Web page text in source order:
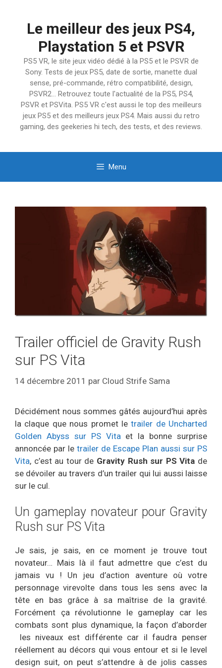
Le meilleur des jeux PS4,
Playstation 5 et PSVR
PS5 VR, le site jeux vidéo dédié à la PS5 et le PSVR de
Sony. Tests de jeux PS5, date de sortie, manette dual
sense, pré-commande, rétro compatibilité, design,
PSVR2… Retrouvez toute l'actualité de la PS5, PS4,
PSVR et PSVita. PS5 VR c'est aussi le top des meilleurs
jeux PS5 et des meilleurs jeux PS4. Mais aussi du retro
gaming, des geekeries hi tech, des tests, et des reviews.
Menu
Trailer officiel de Gravity Rush
sur PS Vita
14 décembre 2011 par Cloud Strife Sama
Décidément nous sommes gâtés aujourd’hui après
la claque que nous promet letrailer de Uncharted
Golden Abyss sur PS Vita et la bonne surprise
annoncée par le trailer de Escape Plan aussi sur PS
Vita, c’est au tour de Gravity Rush sur PS Vita de
se dévoiler au travers d’un trailer qui lui aussi laisse
sur le cul.
Un gameplay novateur pour Gravity
Rush sur PS Vita
Je sais, je sais, en ce moment je trouve tout
novateur… Mais là il faut admettre que c’est du
jamais vu ! Un jeu d’action aventure où votre
personnage virevolte dans tous les sens avec la
tête en bas grâce à sa maîtrise de la gravité.
Forcément ça révolutionne le gameplay car les
combats sont plus dynamique, la façon d’aborder
les niveaux est différente car il faudra penser
réellement au décors qui vous entour et si le level
design suit, on peut s’attendre à de jolis casses